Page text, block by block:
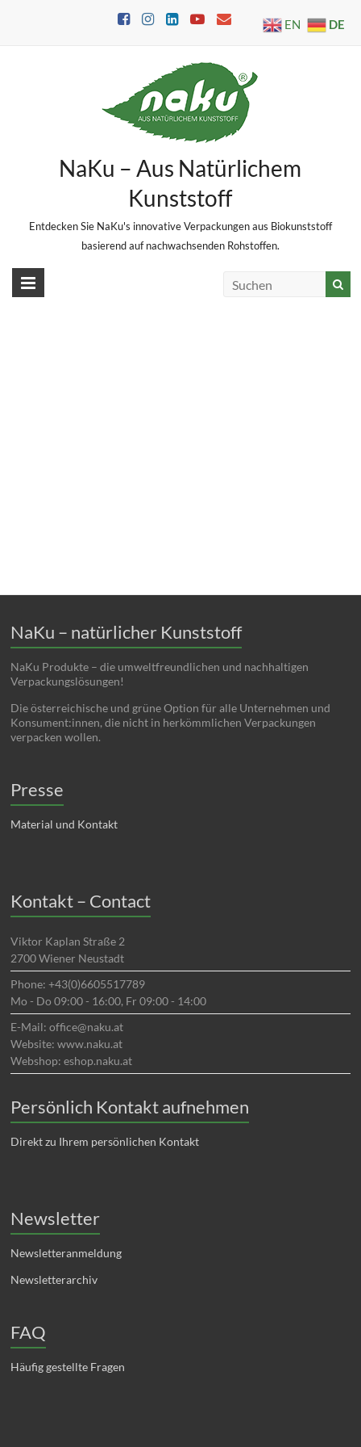
NaKu – Aus Natürlichem
Kunststoff
Entdecken Sie NaKu's innovative Verpackungen aus Biokunststoff
basierend auf nachwachsenden Rohstoffen.
NaKu – natürlicher Kunststoff
NaKu Produkte – die umweltfreundlichen und nachhaltigen
Verpackungslösungen!
Die österreichische und grüne Option für alle Unternehmen und
Konsument:innen, die nicht in herkömmlichen Verpackungen
verpacken wollen.
Presse
Material und Kontakt
Kontakt – Contact
Viktor Kaplan Straße 2
2700 Wiener Neustadt
Phone: +43(0)6605517789
Mo - Do 09:00 - 16:00, Fr 09:00 - 14:00
E-Mail: office@naku.at
Website: www.naku.at
Webshop: eshop.naku.at
Persönlich Kontakt aufnehmen
Direkt zu Ihrem persönlichen Kontakt
Newsletter
Newsletteranmeldung
Newsletterarchiv
FAQ
Häufig gestellte Fragen
EN DE